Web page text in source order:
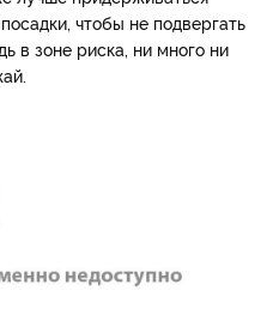
чтобы не подвергать
в зоне риска, ни много ни